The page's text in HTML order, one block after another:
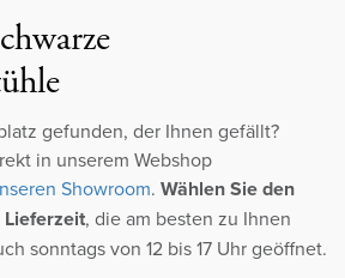
gefunden, der Ihnen gefällt?
in unserem Webshop
Showroom. Wählen Sie den
, die am besten zu Ihnen
sonntags von 12 bis 17 Uhr geöffnet.